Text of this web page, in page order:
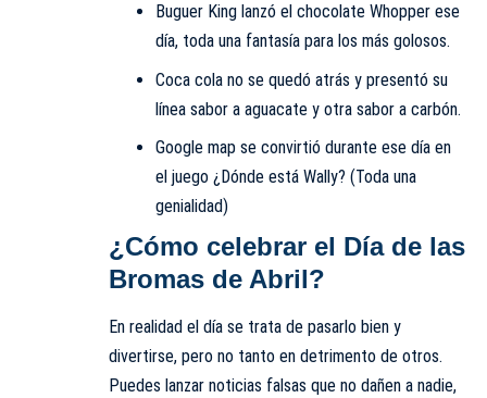
Buguer King lanzó el chocolate Whopper ese
día, toda una fantasía para los más golosos.
Coca cola no se quedó atrás y presentó su
línea sabor a aguacate y otra sabor a carbón.
Google map se convirtió durante ese día en
el juego ¿Dónde está Wally? (Toda una
genialidad)
¿Cómo celebrar el Día de las
Bromas de Abril?
En realidad el día se trata de pasarlo bien y
divertirse, pero no tanto en detrimento de otros.
Puedes lanzar noticias falsas que no dañen a nadie,